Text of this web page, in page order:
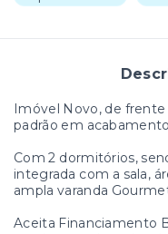
Imóvel Novo, de
padrão em
Com 2 dormitórios,
integrada com a sala,
ampla varanda
Aceita Financiamento